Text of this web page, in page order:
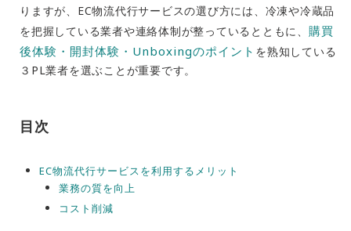
りますが、EC物流代行サービスの選び方には、冷凍や冷蔵品
を把握している業者や連絡体制が整っているとともに、 購買
後体験・開封体験・Unboxingのポイント を熟知している
３PL業者を選ぶことが重要です。
目次
EC物流代行サービスを利用するメリット
業務の質を向上
コスト削減